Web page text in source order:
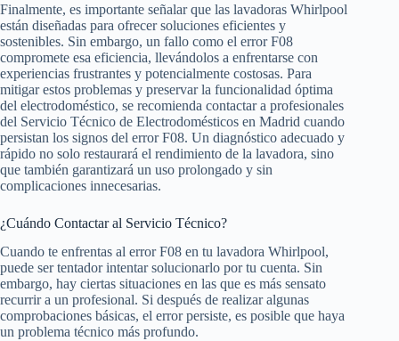
Finalmente, es importante señalar que las lavadoras Whirlpool
están diseñadas para ofrecer soluciones eficientes y
sostenibles. Sin embargo, un fallo como el error F08
compromete esa eficiencia, llevándolos a enfrentarse con
experiencias frustrantes y potencialmente costosas. Para
mitigar estos problemas y preservar la funcionalidad óptima
del electrodoméstico, se recomienda contactar a profesionales
del Servicio Técnico de Electrodomésticos en Madrid cuando
persistan los signos del error F08. Un diagnóstico adecuado y
rápido no solo restaurará el rendimiento de la lavadora, sino
que también garantizará un uso prolongado y sin
complicaciones innecesarias.
¿Cuándo Contactar al Servicio Técnico?
Cuando te enfrentas al error F08 en tu lavadora Whirlpool,
puede ser tentador intentar solucionarlo por tu cuenta. Sin
embargo, hay ciertas situaciones en las que es más sensato
recurrir a un profesional. Si después de realizar algunas
comprobaciones básicas, el error persiste, es posible que haya
un problema técnico más profundo.